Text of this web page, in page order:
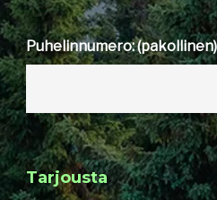
Puhelinnumero: (pakollinen)
Tarjousta